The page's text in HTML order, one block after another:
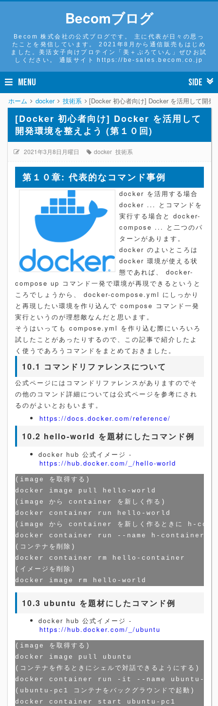
Becomブログ
Becom 株式会社の公式ブログです。 主に代表が日々の思っ
たことを発信しています。 2021年8月から通信販売もはじめ
ました。美活女子向けプロテイン「美＋ぷろていん」ぜひお試
しください。 通販サイト https://be-sales.becom.co.jp
MENU SIDE
ホーム docker 技術系 [Docker 初心者向け] Docker を活用して開発
[Docker 初心者向け] Docker を活用して
開発環境を整えよう (第１０回)
2021年3月8日月曜日 docker 技術系
第１０章: 代表的なコマンド事例
docker を活用する場合
docker ... とコマンドを
実行する場合と docker-
compose ... と二つのパ
ターンがあります。
docker のよいところは
docker 環境が使える状
態であれば、 docker-
compose up コマンド一発で環境が再現できるというと
ころでしょうから、 docker-compose.yml にしっかり
と再現したい環境を作り込んで compose コマンド一発
実行というのが理想敵なんだと思います。
そうはいっても compose.yml を作り込む際にいろいろ
試したことがあったりするので、この記事で紹介したよ
く使うであろうコマンドをまとめておきました。
10.1 コマンドリファレンスについて
公式ページにはコマンドリファレンスがありますのでそ
の他のコマンド詳細については公式ページを参考にされ
るのがよいとおもいます。
https://docs.docker.com/reference/
10.2 hello-world を題材にしたコマンド例
docker hub 公式イメージ -
https://hub.docker.com/_/hello-world
(image を取得する)
docker image pull hello-world
(image から container を新しく作る)
docker container run hello-world
(image から container を新しく作るときに h-
docker container run --name h-container
(コンテナを削除)
docker container rm hello-container
(イメージを削除)
10.3 ubuntu を題材にしたコマンド例
docker hub 公式イメージ -
https://hub.docker.com/_/ubuntu
(image を取得する)
docker image pull ubuntu
(コンテナを作るときにシェルで対話できるようにする)
docker container run -it --name ubuntu-
(ubuntu-pc1 コンテナをバックグラウンドで起動)
docker container start ubuntu-pc1